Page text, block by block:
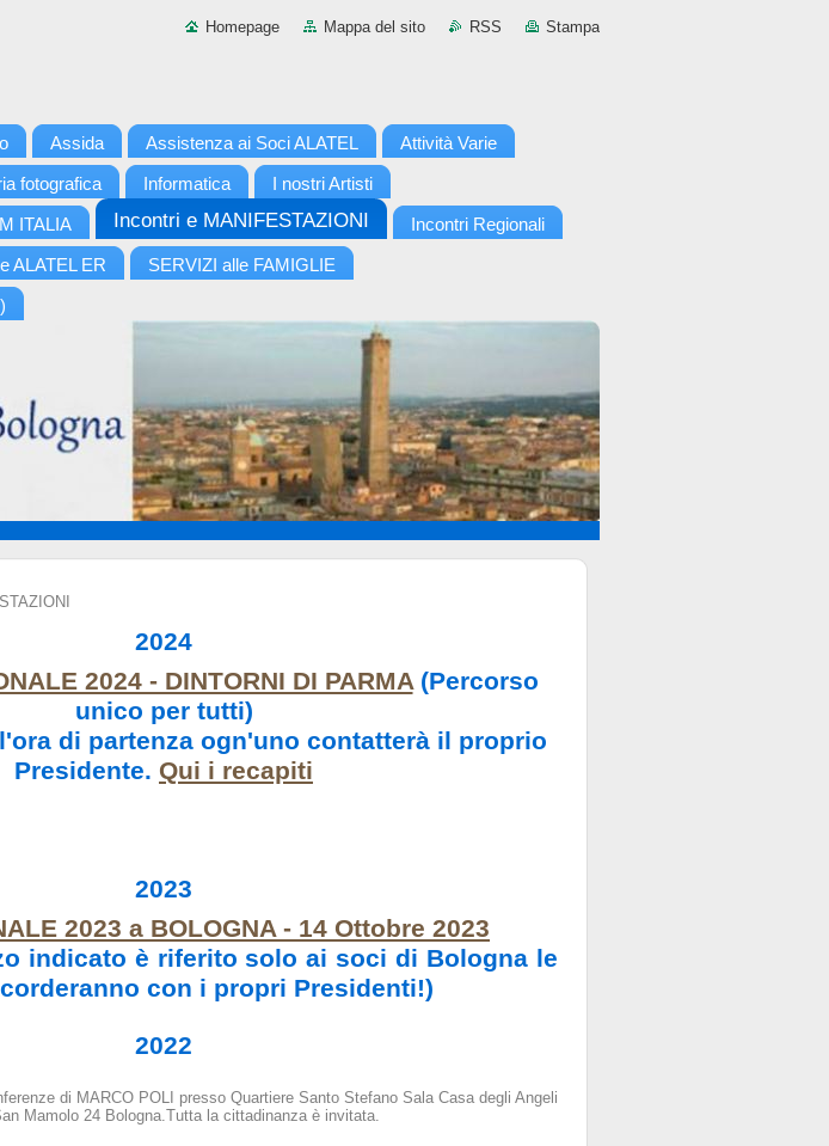
Homepage Mappa del sito RSS Stampa
Assida Assistenza ai Soci ALATEL Attività Varie
fotografica Informatica I nostri Artisti
ITALIA Incontri e MANIFESTAZIONI Incontri Regionali
ALATEL ER SERVIZI alle FAMIGLIE
2024
2024 - DINTORNI DI PARMA(Percorso
unico per tutti)
di partenza ogn'uno contatterà il proprio
Presidente. Qui i recapiti
2023
2023 a BOLOGNA - 14 Ottobre 2023
indicato è riferito solo ai soci di Bologna le
con i propri Presidenti!)
2022
di MARCO POLI presso Quartiere Santo Stefano Sala Casa degli Angeli
Mamolo 24 Bologna.Tutta la cittadinanza è invitata.